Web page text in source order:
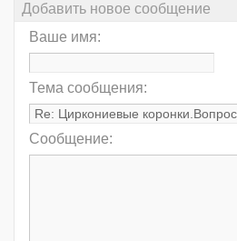
Добавить новое сообщение
Ваше имя:
Тема сообщения:
Сообщение: